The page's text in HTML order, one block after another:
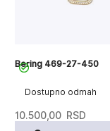
Dostupno odmah
Bering 469-27-450
10.500,00 RSD